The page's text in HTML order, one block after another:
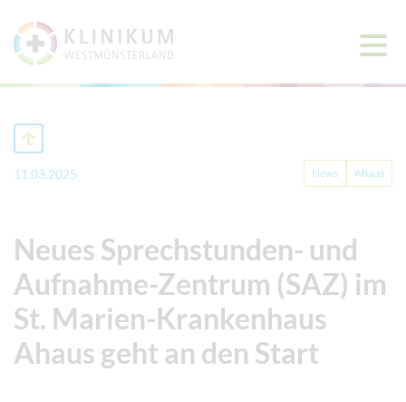
11.03.2025 News Ahaus
Neues Sprechstunden- und
Aufnahme-Zentrum (SAZ) im
St. Marien-Krankenhaus
Ahaus geht an den Start